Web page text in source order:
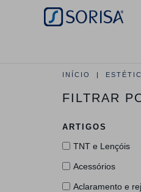
INÍCIO
FILTRAR
ARTIGOS
TNT e Lençóis
Acessórios
Aclaramento e